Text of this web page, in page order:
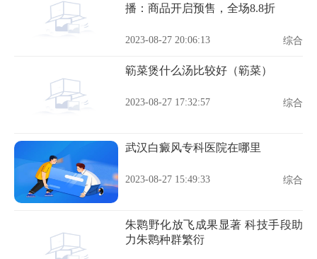
播：商品开启预售，全场8.8折
2023-08-27 20:06:13 综合
簕菜煲什么汤比较好（簕菜）
2023-08-27 17:32:57 综合
武汉白癜风专科医院在哪里
2023-08-27 15:49:33 综合
朱鹮野化放飞成果显著 科技手段助
力朱鹮种群繁衍